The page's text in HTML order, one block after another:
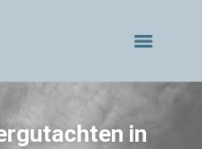
in